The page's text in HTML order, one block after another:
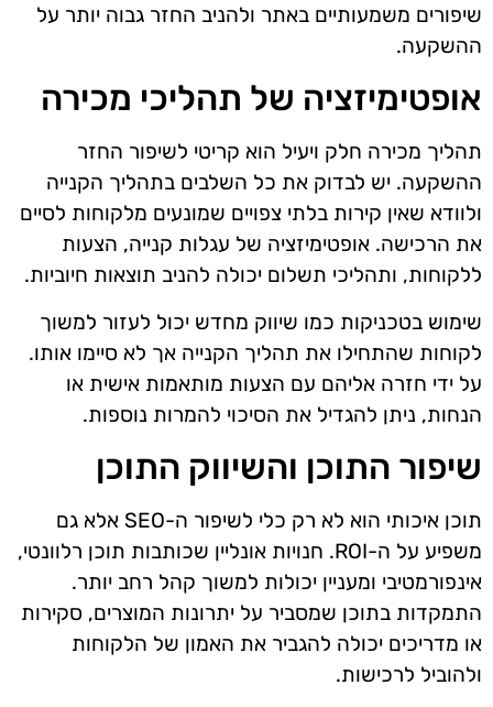
שיפורים משמעותיים באתר ולהניב החזר גבוה יותר על
ההשקעה.
אופטימיזציה של תהליכי מכירה
תהליך מכירה חלק ויעיל הוא קריטי לשיפור החזר
ההשקעה. יש לבדוק את כל השלבים בתהליך הקנייה
ולוודא שאין קירות בלתי צפויים שמונעים מלקוחות לסיים
את הרכישה. אופטימיזציה של עגלות קנייה, הצעות
ללקוחות, ותהליכי תשלום יכולה להניב תוצאות חיוביות.
שימוש בטכניקות כמו שיווק מחדש יכול לעזור למשוך
לקוחות שהתחילו את תהליך הקנייה אך לא סיימו אותו.
על ידי חזרה אליהם עם הצעות מותאמות אישית או
הנחות, ניתן להגדיל את הסיכוי להמרות נוספות.
שיפור התוכן והשיווק התוכן
תוכן איכותי הוא לא רק כלי לשיפור ה-SEO אלא גם
משפיע על ה-ROI. חנויות אונליין שכותבות תוכן רלוונטי,
אינפורמטיבי ומעניין יכולות למשוך קהל רחב יותר.
התמקדות בתוכן שמסביר על יתרונות המוצרים, סקירות
או מדריכים יכולה להגביר את האמון של הלקוחות
ולהוביל לרכישות.